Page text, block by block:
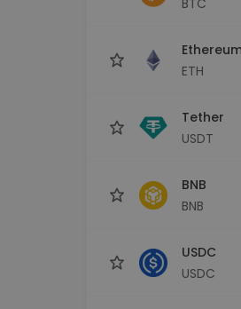
ETH
Tether
USDT
BNB
BNB
USDC
USDC